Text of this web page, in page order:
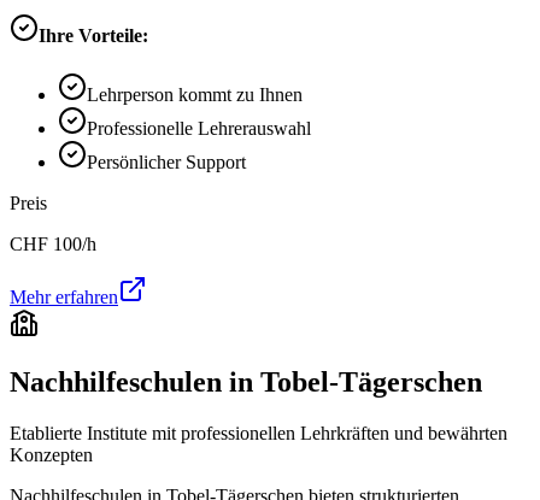
Ihre Vorteile:
Lehrperson kommt zu Ihnen
Professionelle Lehrerauswahl
Persönlicher Support
Preis
CHF 100/h
Mehr erfahren
Nachhilfeschulen in Tobel-Tägerschen
Etablierte Institute mit professionellen Lehrkräften und bewährten
Konzepten
Nachhilfeschulen in Tobel-Tägerschen bieten strukturierten